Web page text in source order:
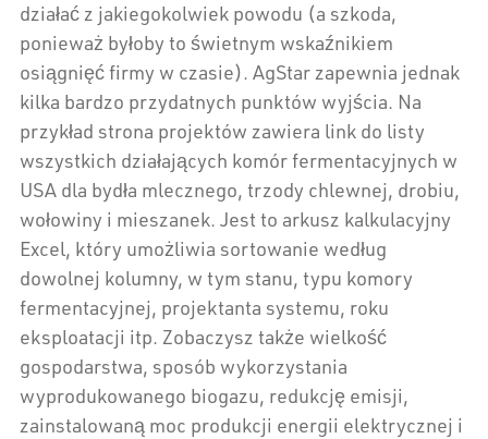
działać z jakiegokolwiek powodu (a szkoda,
ponieważ byłoby to świetnym wskaźnikiem
osiągnięć firmy w czasie). AgStar zapewnia jednak
kilka bardzo przydatnych punktów wyjścia. Na
przykład strona projektów zawiera link do listy
wszystkich działających komór fermentacyjnych w
USA dla bydła mlecznego, trzody chlewnej, drobiu,
wołowiny i mieszanek. Jest to arkusz kalkulacyjny
Excel, który umożliwia sortowanie według
dowolnej kolumny, w tym stanu, typu komory
fermentacyjnej, projektanta systemu, roku
eksploatacji itp. Zobaczysz także wielkość
gospodarstwa, sposób wykorzystania
wyprodukowanego biogazu, redukcję emisji,
zainstalowaną moc produkcji energii elektrycznej i